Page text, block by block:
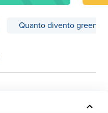
Quanto divento green?